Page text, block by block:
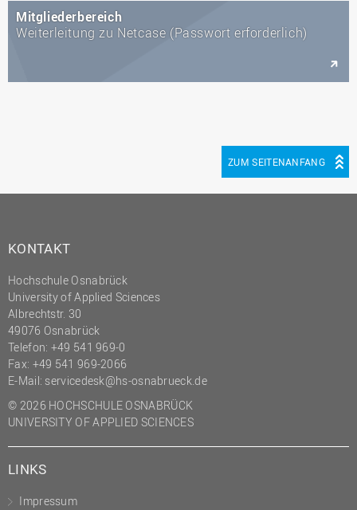
Mitgliederbereich
Weiterleitung zu Netcase (Passwort erforderlich)
ZUM SEITENANFANG
KONTAKT
Hochschule Osnabrück
University of Applied Sciences
Albrechtstr. 30
49076 Osnabrück
Telefon: +49 541 969-0
Fax: +49 541 969-2066
E-Mail: servicedesk@hs-osnabrueck.de
© 2026 HOCHSCHULE OSNABRÜCK
UNIVERSITY OF APPLIED SCIENCES
LINKS
Impressum